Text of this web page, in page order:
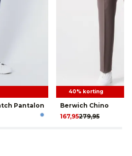
Pantalon
40% korting
Berwich Chino
279,95
167,95